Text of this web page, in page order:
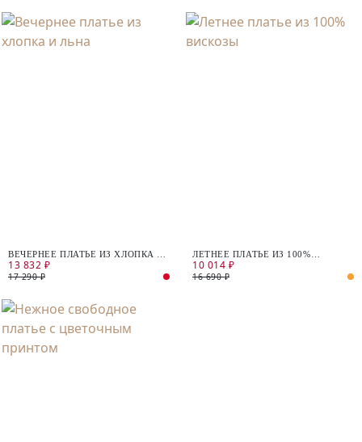
ВЕЧЕРНЕЕ ПЛАТЬЕ ИЗ ХЛОПКА И
ЛЬНА
13 832 ₽
17 290 ₽
ЛЕТНЕЕ ПЛАТЬЕ ИЗ 100%
ВИСКОЗЫ
10 014 ₽
16 690 ₽